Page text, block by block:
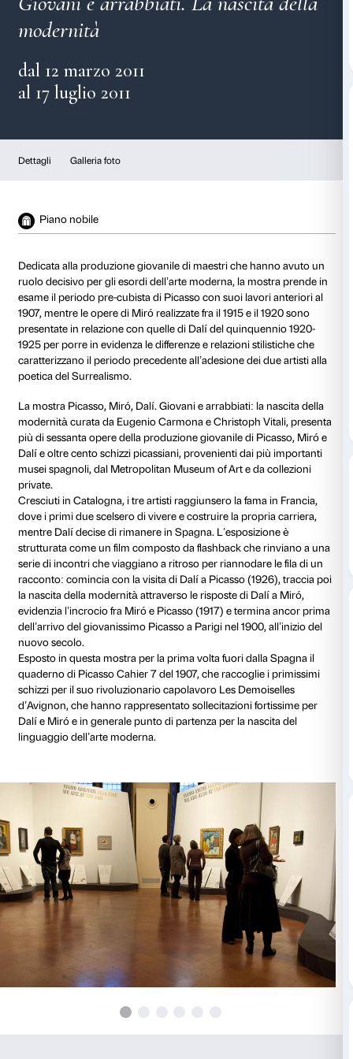
Picasso, Miró, Dalí
modernità
dal 12 marzo 2011
al 17 luglio 2011
Dettagli Galleria foto
Piano nobile
Dedicata alla produzione giovanile di maestri che
ruolo decisivo per gli esordi dell’arte moderna, la
esame il periodo pre-cubista di Picasso con suoi
1907, mentre le opere di Miró realizzate fra il 1915 e il
presentate in relazione con quelle di Dalí del
1925 per porre in evidenza le differenze e relazioni
caratterizzano il periodo precedente all’adesione dei
poetica del Surrealismo.
La mostra Picasso, Miró, Dalí. Giovani e arrabbiati:
modernità curata da Eugenio Carmona e Christoph
più di sessanta opere della produzione giovanile di
Dalí e oltre cento schizzi picassiani, provenienti dai
musei spagnoli, dal Metropolitan Museum of Art e
Cresciuti in Catalogna, i tre artisti raggiunsero la
dove i primi due scelsero di vivere e costruire la
mentre Dalí decise di rimanere in Spagna.
strutturata come un film composto da flashback che
serie di incontri che viaggiano a ritroso per
racconto: comincia con la visita di Dalí a Picasso
la nascita della modernità attraverso le risposte di
evidenzia l’incrocio fra Miró e Picasso (1917) e
dell’arrivo del giovanissimo Picasso a Parigi nel
nuovo secolo.
quaderno di Picasso Cahier 7 del 1907, che